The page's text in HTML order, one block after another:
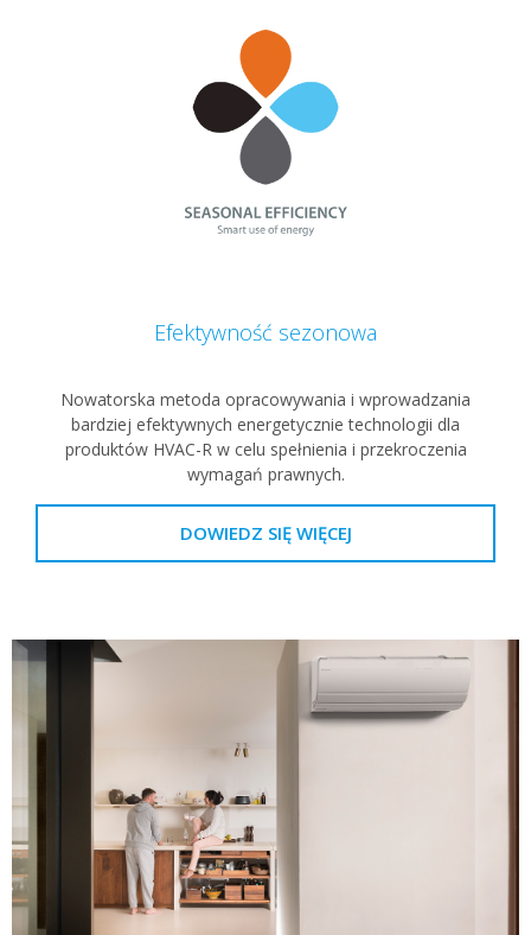
Efektywność sezonowa
Nowatorska metoda opracowywania i wprowadzania
bardziej efektywnych energetycznie technologii dla
produktów HVAC-R w celu spełnienia i przekroczenia
wymagań prawnych.
DOWIEDZ SIĘ WIĘCEJ